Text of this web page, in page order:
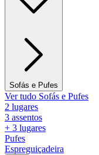
Sofás e Pufes
Ver tudo Sofás e Pufes
2 lugares
3 assentos
+ 3 lugares
Pufes
Espreguiçadeira